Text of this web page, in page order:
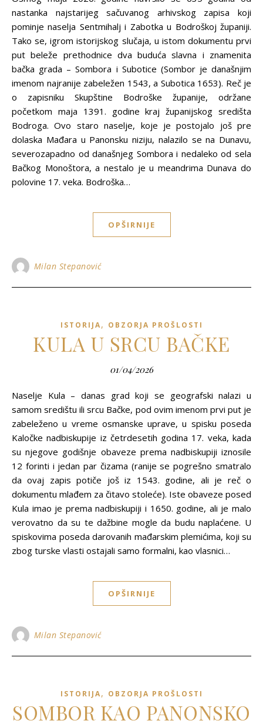
nastanka najstarijeg sačuvanog arhivskog zapisa koji
pominje naselja Sentmihalj i Zabotka u Bodroškoj županiji.
Tako se, igrom istorijskog slučaja, u istom dokumentu prvi
put beleže prethodnice dva buduća slavna i znamenita
bačka grada – Sombora i Subotice (Sombor je današnjim
imenom najranije zabeležen 1543, a Subotica 1653). Reč je
o zapisniku Skupštine Bodroške županije, održane
početkom maja 1391. godine kraj županijskog središta
Bodroga. Ovo staro naselje, koje je postojalo još pre
dolaska Mađara u Panonsku niziju, nalazilo se na Dunavu,
severozapadno od današnjeg Sombora i nedaleko od sela
Bačkog Monoštora, a nestalo je u meandrima Dunava do
polovine 17. veka. Bodroška…
OPŠIRNIJE
Milan Stepanović
ISTORIJA, OBZORJA PROŠLOSTI
KULA U SRCU BAČKE
01/04/2026
Naselje Kula – danas grad koji se geografski nalazi u
samom središtu ili srcu Bačke, pod ovim imenom prvi put je
zabeleženo u vreme osmanske uprave, u spisku poseda
Kaločke nadbiskupije iz četrdesetih godina 17. veka, kada
su njegove godišnje obaveze prema nadbiskupiji iznosile
12 forinti i jedan par čizama (ranije se pogrešno smatralo
da ovaj zapis potiče još iz 1543. godine, ali je reč o
dokumentu mlađem za čitavo stoleće). Iste obaveze posed
Kula imao je prema nadbiskupiji i 1650. godine, ali je malo
verovatno da su te dažbine mogle da budu naplaćene. U
spiskovima poseda darovanih mađarskim plemićima, koji su
zbog turske vlasti ostajali samo formalni, kao vlasnici…
OPŠIRNIJE
Milan Stepanović
ISTORIJA, OBZORJA PROŠLOSTI
SOMBOR KAO PANONSKO